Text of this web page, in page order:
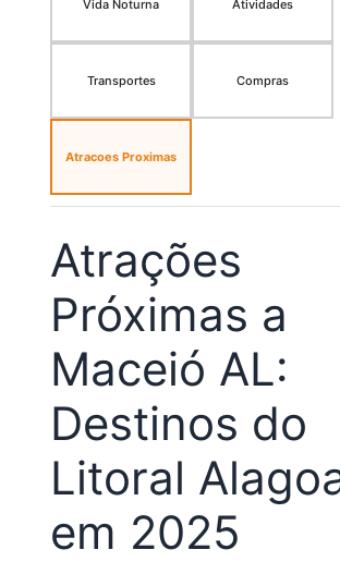
Vida Noturna Atividades
Transportes Compras
Atracoes Proximas
Atrações
Próximas a
Maceió AL:
Destinos do
Litoral
em 2025